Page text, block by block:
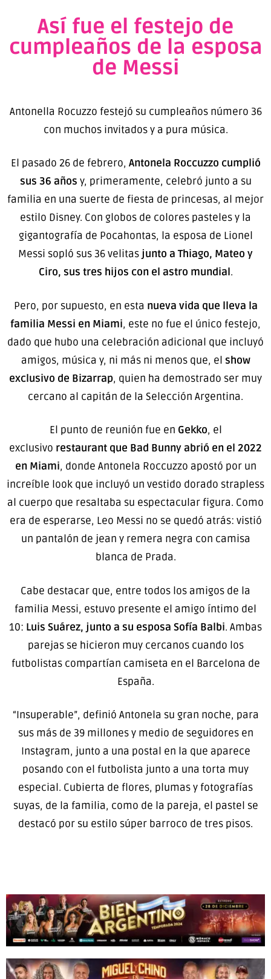
Así fue el festejo de
cumpleaños de la esposa
de Messi
Antonella Rocuzzo festejó su cumpleaños número 36
con muchos invitados y a pura música.
El pasado 26 de febrero, Antonela Roccuzzo cumplió
sus 36 años y, primeramente, celebró junto a su
familia en una suerte de fiesta de princesas, al mejor
estilo Disney. Con globos de colores pasteles y la
gigantografía de Pocahontas, la esposa de Lionel
Messi sopló sus 36 velitas junto a Thiago, Mateo y
Ciro, sus tres hijos con el astro mundial.
Pero, por supuesto, en esta nueva vida que lleva la
familia Messi en Miami, este no fue el único festejo,
dado que hubo una celebración adicional que incluyó
amigos, música y, ni más ni menos que, el show
exclusivo de Bizarrap, quien ha demostrado ser muy
cercano al capitán de la Selección Argentina.
El punto de reunión fue en Gekko, el
exclusivo restaurant que Bad Bunny abrió en el 2022
en Miami, donde Antonela Roccuzzo apostó por un
increíble look que incluyó un vestido dorado strapless
al cuerpo que resaltaba su espectacular figura. Como
era de esperarse, Leo Messi no se quedó atrás: vistió
un pantalón de jean y remera negra con camisa
blanca de Prada.
Cabe destacar que, entre todos los amigos de la
familia Messi, estuvo presente el amigo íntimo del
10: Luis Suárez, junto a su esposa Sofía Balbi. Ambas
parejas se hicieron muy cercanos cuando los
futbolistas compartían camiseta en el Barcelona de
España.
“Insuperable”, definió Antonela su gran noche, para
sus más de 39 millones y medio de seguidores en
Instagram, junto a una postal en la que aparece
posando con el futbolista junto a una torta muy
especial. Cubierta de flores, plumas y fotografías
suyas, de la familia, como de la pareja, el pastel se
destacó por su estilo súper barroco de tres pisos.